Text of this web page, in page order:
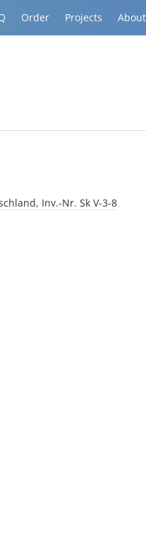
Order Projects
Inv.-Nr. Sk V-3-8